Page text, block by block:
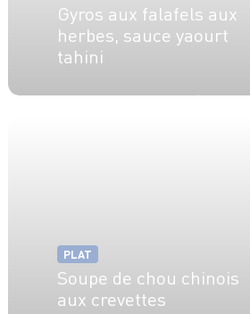
Gyros aux falafels aux
herbes, sauce yaourt
tahini
PLAT
Soupe de chou chinois
aux crevettes